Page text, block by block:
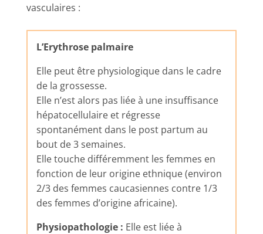
vasculaires :
L’Erythrose palmaire
Elle peut être physiologique dans le cadre
de la grossesse.
Elle n’est alors pas liée à une insuffisance
hépatocellulaire et régresse
spontanément dans le post partum au
bout de 3 semaines.
Elle touche différemment les femmes en
fonction de leur origine ethnique (environ
2/3 des femmes caucasiennes contre 1/3
des femmes d’origine africaine).
Physiopathologie : Elle est liée à